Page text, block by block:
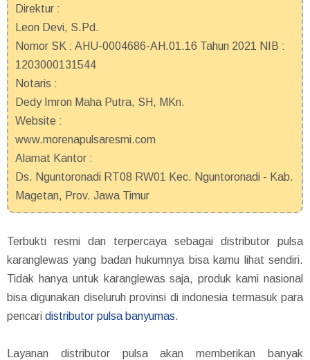
Direktur :
Leon Devi, S.Pd.
Nomor SK : AHU-0004686-AH.01.16 Tahun 2021 NIB :
1203000131544
Notaris :
Dedy Imron Maha Putra, SH, MKn.
Website :
www.morenapulsaresmi.com
Alamat Kantor :
Ds. Nguntoronadi RT08 RW01 Kec. Nguntoronadi - Kab.
Magetan, Prov. Jawa Timur
Terbukti resmi dan terpercaya sebagai distributor pulsa
karanglewas yang badan hukumnya bisa kamu lihat sendiri.
Tidak hanya untuk karanglewas saja, produk kami nasional
bisa digunakan diseluruh provinsi di indonesia termasuk para
pencari distributor pulsa banyumas.
Layanan distributor pulsa akan memberikan banyak